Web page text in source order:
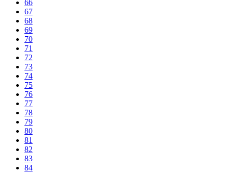
66
67
68
69
70
71
72
73
74
75
76
77
78
79
80
81
82
83
84